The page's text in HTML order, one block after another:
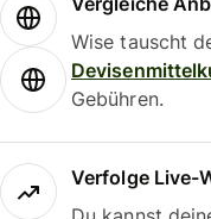
Wise tauscht
Gebühren.
Verfolge Live-